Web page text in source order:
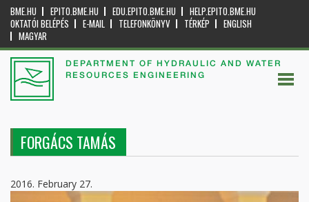
BME.HU EPITO.BME.HU EDU.EPITO.BME.HU
HELP.EPITO.BME.HU
OKTATÓI BELÉPÉS
E-MAIL TELEFONKÖNYV TÉRKÉP
ENGLISH
MAGYAR
DEPARTMENT OF HYDRAULIC AND WATER
RESOURCES ENGINEERING
FORGÁCS TAMÁS
2016. February 27.